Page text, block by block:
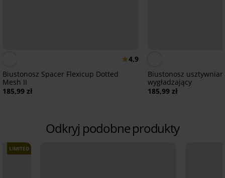
4,9
Biustonosz Spacer Flexicup Dotted
Mesh II
185,99 zł
Biustonosz
wygładzający
185,99 zł
Odkryj podobne produkty
LIMITED